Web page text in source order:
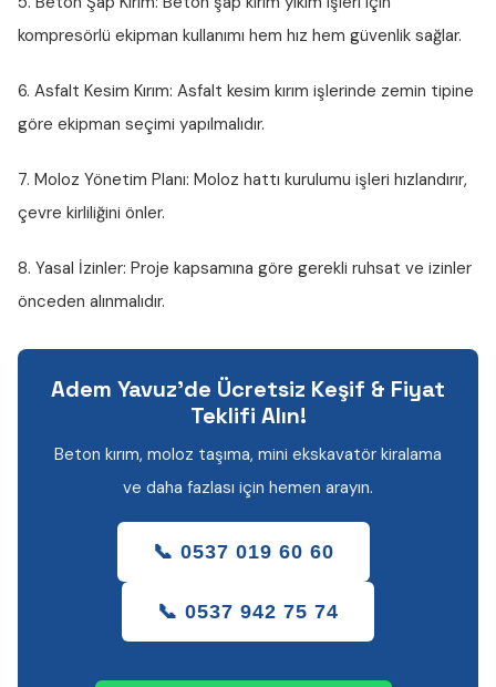
kompresörlü ekipman kullanımı hem hız hem güvenlik sağlar.
6. Asfalt Kesim Kırım: Asfalt kesim kırım işlerinde zemin tipine
göre ekipman seçimi yapılmalıdır.
7. Moloz Yönetim Planı: Moloz hattı kurulumu işleri hızlandırır,
çevre kirliliğini önler.
8. Yasal İzinler: Proje kapsamına göre gerekli ruhsat ve izinler
önceden alınmalıdır.
Adem Yavuz'de Ücretsiz Keşif & Fiyat
Teklifi Alın!
Beton kırım, moloz taşıma, mini ekskavatör kiralama
ve daha fazlası için hemen arayın.
📞 0537 019 60 60
📞 0537 942 75 74